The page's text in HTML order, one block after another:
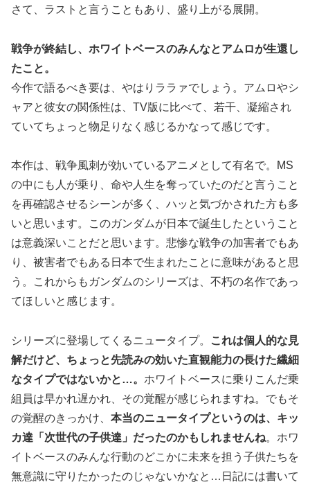
さて、ラストと言うこともあり、盛り上がる展開。
戦争が終結し、ホワイトベースのみんなとアムロが生還し
たこと。
今作で語るべき要は、やはりララァでしょう。アムロやシ
ャアと彼女の関係性は、TV版に比べて、若干、凝縮され
ていてちょっと物足りなく感じるかなって感じです。
本作は、戦争風刺が効いているアニメとして有名で。MS
の中にも人が乗り、命や人生を奪っていたのだと言うこと
を再確認させるシーンが多く、ハッと気づかされた方も多
いと思います。このガンダムが日本で誕生したということ
は意義深いことだと思います。悲惨な戦争の加害者でもあ
り、被害者でもある日本で生まれたことに意味があると思
う。これからもガンダムのシリーズは、不朽の名作であっ
てほしいと感じます。
シリーズに登場してくるニュータイプ。
これは個人的な見
解だけど、ちょっと先読みの効いた直観能力の長けた繊細
なタイプではないかと…。 ホワイトベースに乗りこんだ乗
組員は早かれ遅かれ、その覚醒が感じられますね。でもそ
の覚醒のきっかけ、 本当のニュータイプというのは、キッ
カ達「次世代の子供達」だったのかもしれませんね。ホワ
イトベースのみんな行動のどこかに未来を担う子供たちを
無意識に守りたかったのじゃないかなと…日記には書いて